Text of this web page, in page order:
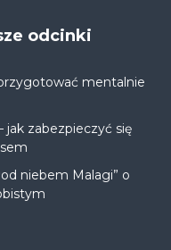
odcinki
mentalnie
jak zabezpieczyć się
niebem Malagi” o